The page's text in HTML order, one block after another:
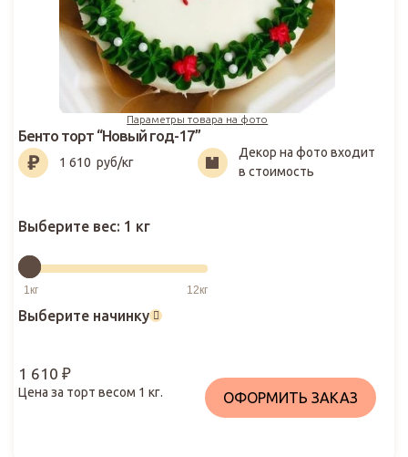
Параметры товара на фото
1 610₽
Бенто торт “Новый год-17”
1 610 руб/кг
Декор на фото входит
в стоимость
Выберите вес: 1 кг
Выберите начинку
1 610 ₽
Цена за торт весом 1 кг. ОФОРМИТЬ ЗАКАЗ